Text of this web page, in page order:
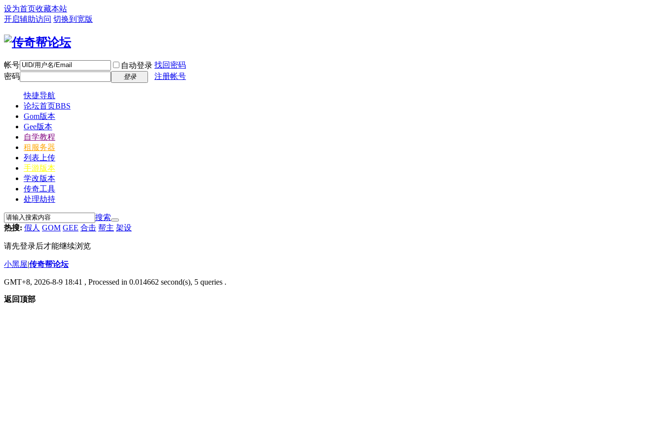
设为首页收藏本站
开启辅助访问 切换到宽版
帐号 自动登录 找回密码
密码
登录 注册帐号
快捷导航
论坛首页BBS
Gom版本
Gee版本
自学教程
租服务器
列表上传
手游版本
学改版本
传奇工具
处理劫持
搜索
热搜: 假人 GOM GEE 合击 帮主 架设
请先登录后才能继续浏览
小黑屋|传奇帮论坛
GMT+8, 2026-8-9 18:41 , Processed in 0.014662 second(s), 5 queries .
返回顶部